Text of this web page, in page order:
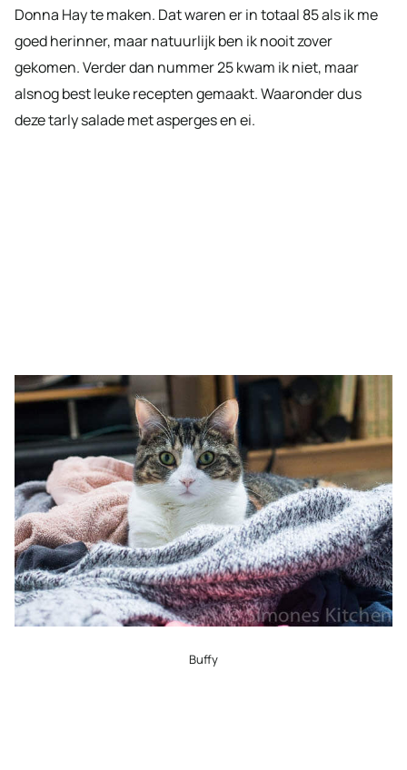
Donna Hay te maken. Dat waren er in totaal 85 als ik me
goed herinner, maar natuurlijk ben ik nooit zover
gekomen. Verder dan nummer 25 kwam ik niet, maar
alsnog best leuke recepten gemaakt. Waaronder dus
deze tarly salade met asperges en ei.
Buffy